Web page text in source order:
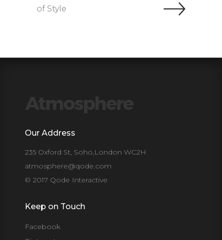
of Style
Our Address
235 Oxford St, Soho,London WC2H
atmosphere@qode.com
© 2017 Qode Interactive
Keep on Touch
Facebook